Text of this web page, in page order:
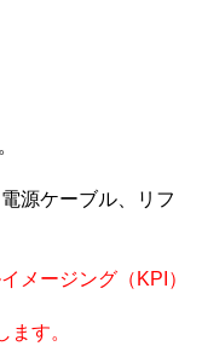
源ケーブル、リフ
メージング（KPI）
す。